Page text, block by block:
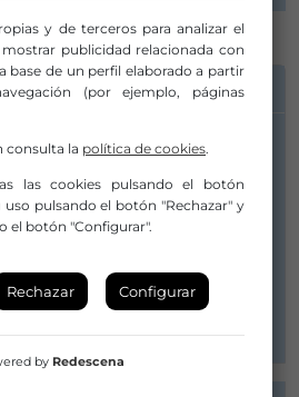
DE CONTACTO
cia. Mudances
mudances.com
y de terceros para analizar el
publicidad relacionada con
base de un perfil elaborado a partir
(por ejemplo, páginas
consulta la política de cookies.
las cookies pulsando el botón
uso pulsando el botón "Rechazar" y
el botón "Configurar".
Rechazar Configurar
by Redescena